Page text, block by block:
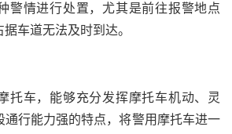
警情进行处置，尤其是前往报警地点
车道无法及时到达。
车，能够充分发挥摩托车机动、灵
通行能力强的特点，将警用摩托车进一